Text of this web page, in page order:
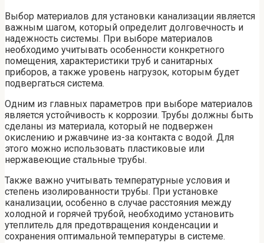
Выбор материалов для установки канализации является
важным шагом, который определит долговечность и
надежность системы. При выборе материалов
необходимо учитывать особенности конкретного
помещения, характеристики труб и санитарных
приборов, а также уровень нагрузок, которым будет
подвергаться система.
Одним из главных параметров при выборе материалов
является устойчивость к коррозии. Трубы должны быть
сделаны из материала, который не подвержен
окислению и ржавчине из-за контакта с водой. Для
этого можно использовать пластиковые или
нержавеющие стальные трубы.
Также важно учитывать температурные условия и
степень изолированности трубы. При установке
канализации, особенно в случае расстояния между
холодной и горячей трубой, необходимо установить
утеплитель для предотвращения конденсации и
сохранения оптимальной температуры в системе.